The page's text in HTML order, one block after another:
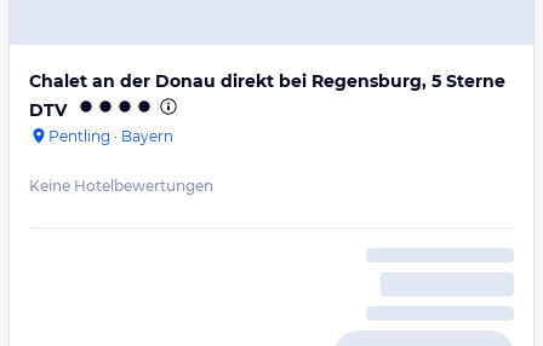
Chalet an der Donau direkt bei Regensburg, 5 Sterne
DTV
Pentling · Bayern
Keine Hotelbewertungen